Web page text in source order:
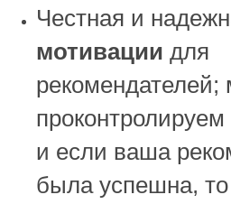
Честная и
мотивации для
рекомендателей;
и если ваша
была успешна,